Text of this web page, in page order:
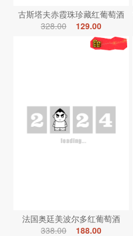
古斯塔夫赤霞珠珍藏红葡萄酒
328.00
129.00
法国奥廷美波尔多红葡萄酒
338.00
188.00